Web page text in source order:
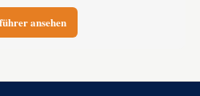
ansehen